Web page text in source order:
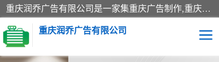
重庆润乔广告有限公司是一家集重庆广告制作,重庆标识标牌,亚克力发光字,led发光字,树脂发光字,超薄灯箱,拉布灯箱,吸塑灯箱,门头招牌,企业形象墙,写真喷绘,x展架,拉网展架,广告展架,条幅,锦旗设计,制作,施工,维护为一体的专业化广告公司.
重庆润乔广告有限公司